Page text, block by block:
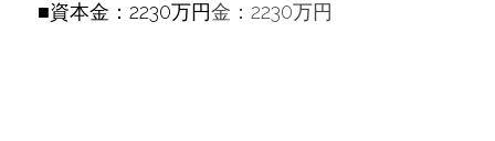
■資本金：2230万円金：2230万円